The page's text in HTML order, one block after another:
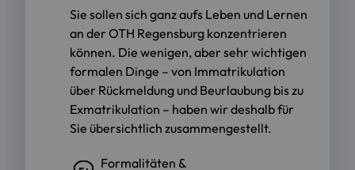
Sie sollen sich ganz aufs Leben und Lernen
an der OTH Regensburg konzentrieren
können. Die wenigen, aber sehr wichtigen
formalen Dinge – von Immatrikulation
über Rückmeldung und Beurlaubung bis zu
Exmatrikulation – haben wir deshalb für
Sie übersichtlich zusammengestellt.
Formalitäten &